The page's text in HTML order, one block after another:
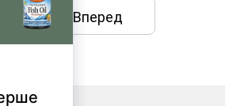
1з 8 Вперед